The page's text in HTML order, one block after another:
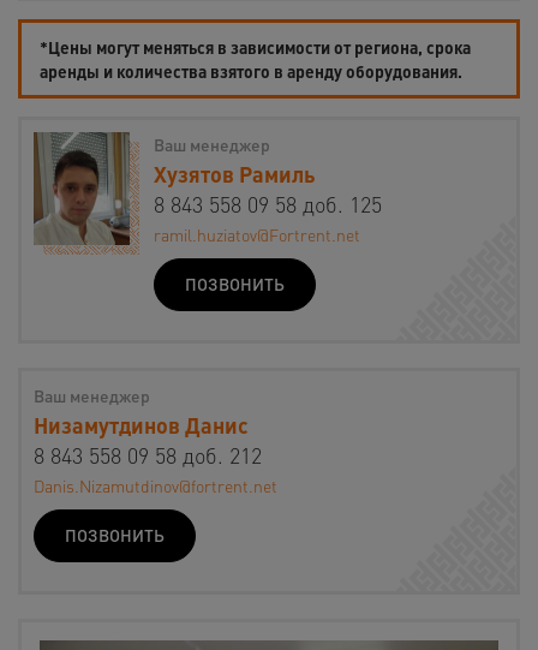
*Цены могут меняться в зависимости от региона, срока
аренды и количества взятого в аренду оборудования.
Ваш менеджер
Хузятов Рамиль
8 843 558 09 58 доб. 125
ramil.huziatov@Fortrent.net
ПОЗВОНИТЬ
Ваш менеджер
Низамутдинов Данис
8 843 558 09 58 доб. 212
Danis.Nizamutdinov@fortrent.net
ПОЗВОНИТЬ